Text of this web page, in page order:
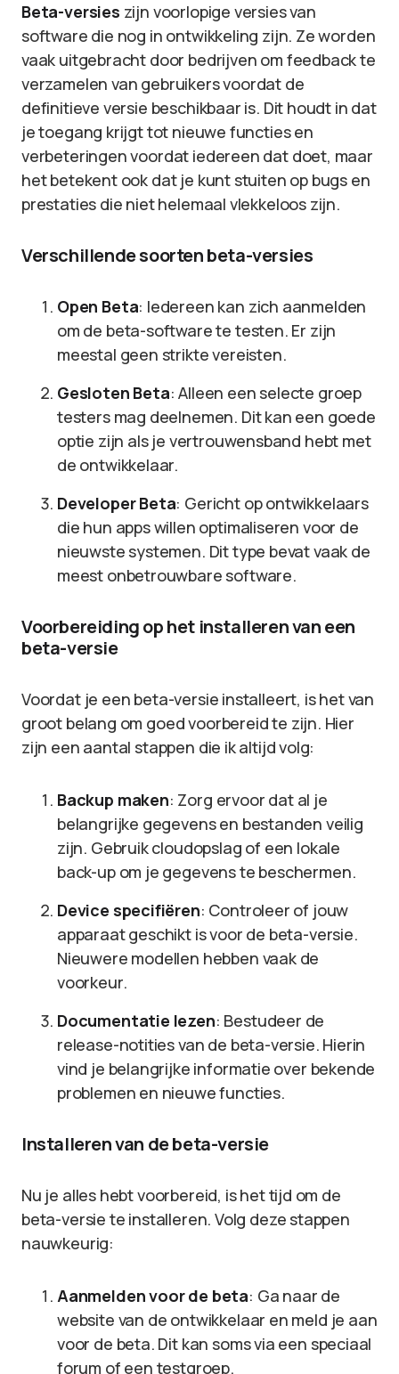
Beta-versies zijn voorlopige versies van
software die nog in ontwikkeling zijn. Ze worden
vaak uitgebracht door bedrijven om feedback te
verzamelen van gebruikers voordat de
definitieve versie beschikbaar is. Dit houdt in dat
je toegang krijgt tot nieuwe functies en
verbeteringen voordat iedereen dat doet, maar
het betekent ook dat je kunt stuiten op bugs en
prestaties die niet helemaal vlekkeloos zijn.
Verschillende soorten beta-versies
Open Beta: Iedereen kan zich aanmelden
om de beta-software te testen. Er zijn
meestal geen strikte vereisten.
Gesloten Beta: Alleen een selecte groep
testers mag deelnemen. Dit kan een goede
optie zijn als je vertrouwensband hebt met
de ontwikkelaar.
Developer Beta: Gericht op ontwikkelaars
die hun apps willen optimaliseren voor de
nieuwste systemen. Dit type bevat vaak de
meest onbetrouwbare software.
Voorbereiding op het installeren van een
beta-versie
Voordat je een beta-versie installeert, is het van
groot belang om goed voorbereid te zijn. Hier
zijn een aantal stappen die ik altijd volg:
Backup maken: Zorg ervoor dat al je
belangrijke gegevens en bestanden veilig
zijn. Gebruik cloudopslag of een lokale
back-up om je gegevens te beschermen.
Device specifiëren: Controleer of jouw
apparaat geschikt is voor de beta-versie.
Nieuwere modellen hebben vaak de
voorkeur.
Documentatie lezen: Bestudeer de
release-notities van de beta-versie. Hierin
vind je belangrijke informatie over bekende
problemen en nieuwe functies.
Installeren van de beta-versie
Nu je alles hebt voorbereid, is het tijd om de
beta-versie te installeren. Volg deze stappen
nauwkeurig:
Aanmelden voor de beta: Ga naar de
website van de ontwikkelaar en meld je aan
voor de beta. Dit kan soms via een speciaal
forum of een testgroep.